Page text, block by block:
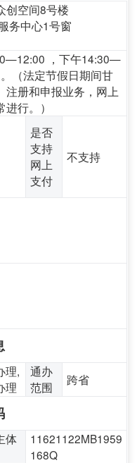
创空间8号楼
务中心1号窗
，下午14:30—
（法定节假日期间甘
注册和申报业务，网上
行。）
是否
支持
网上
支付
不支持
理,
理
通办
范围
跨省
体
11621122MB1959
168Q